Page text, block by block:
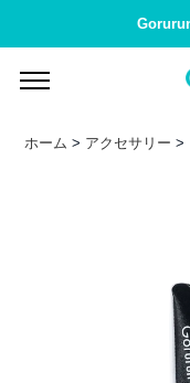
ホーム > アクセサリー >